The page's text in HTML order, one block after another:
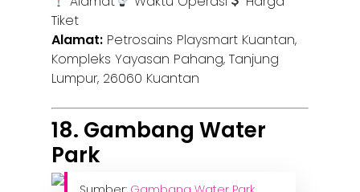
Tiket
Alamat: Petrosains Playsmart Kuantan,
Kompleks Yayasan Pahang, Tanjung
Lumpur, 26060 Kuantan
18. Gambang Water
Park